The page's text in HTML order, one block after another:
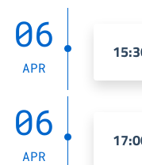
06
APR
06
APR